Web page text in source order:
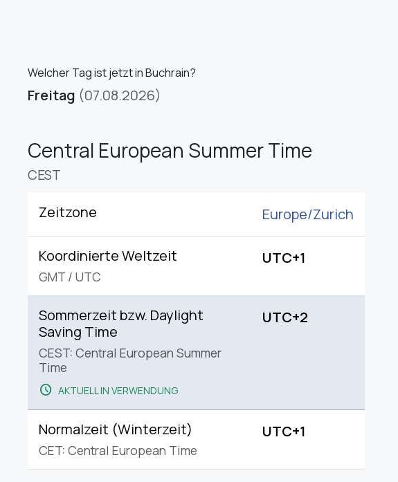
Welcher Tag ist jetzt in Buchrain?
Freitag (07.08.2026)
Central European Summer Time
CEST
Zeitzone Europe/Zurich
Koordinierte Weltzeit
GMT / UTC
UTC+1
Sommerzeit bzw. Daylight
Saving Time
CEST: Central European Summer
Time
schedule AKTUELL IN VERWENDUNG
UTC+2
Normalzeit (Winterzeit)
CET: Central European Time
UTC+1